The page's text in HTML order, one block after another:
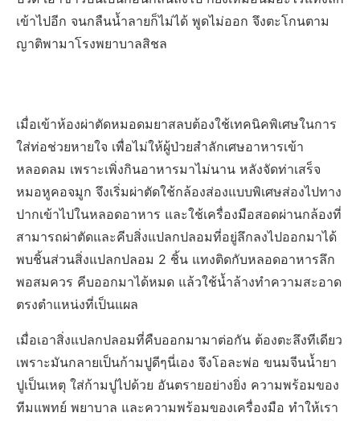
เข้าไปอีก จนกลืนน้ำลายก็ไม่ได้ พูดไม่ออก จึงตะโกนตาม
ญาติพามาโรงพยาบาลสิชล
เมื่อเข้าห้องผ่าตัดหมอดมยาสลบต้องใช้เทคนิคพิเศษในการ
ใส่ท่อช่วยหายใจ เพื่อไม่ให้ผู้ป่วยสำลักเศษอาหารเข้า
หลอดลม เพราะเพิ่งกินอาหารมาไม่นาน หลังจัดท่าเสร็จ
หมอหูคอจมูก จึงเริ่มผ่าตัดใช้กล้องส่องแบบพิเศษส่องไปทาง
ปากเข้าไปในหลอดอาหาร และใช้เครื่องมือสอดผ่านกล้องที่
สามารถผ่าตัดและคีบสิ่งแปลกปลอมที่อยู่ลึกลงไปออกมาได้
พบชิ้นส่วนสิ่งแปลกปลอม 2 ชิ้น แทงติดกับหลอดอาหารลึก
พอสมควร คีบออกมาได้หมด แล้วใช้น้ำล้างทำความสะอาด
ตรงตำแหน่งที่เป็นแผล
เมื่อเอาสิ่งแปลกปลอมที่คืบออกมามาต่อกัน ต้องตะลึงทีเดียว
เพราะมันกลายเป็นก้ามปูดีๆนี่เอง จึงโอละพ่อ ขนมจีนน้ำยา
ปูเป็นเหตุ ใส่ก้ามปูไปด้วย อันตรายอย่างยิ่ง ความพร้อมของ
ทีมแพทย์ พยาบาล และความพร้อมของเครื่องมือ ทำให้เรา